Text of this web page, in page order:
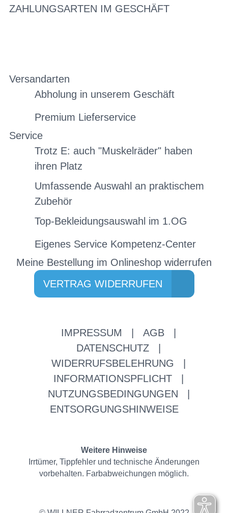
ZAHLUNGSARTEN IM GESCHÄFT
Versandarten
Abholung in unserem Geschäft
Premium Lieferservice
Service
Trotz E: auch "Muskelräder" haben
ihren Platz
Umfassende Auswahl an praktischem
Zubehör
Top-Bekleidungsauswahl im 1.OG
Eigenes Service Kompetenz-Center
Meine Bestellung im Onlineshop widerrufen
VERTRAG WIDERRUFEN
IMPRESSUM AGB
DATENSCHUTZ
WIDERRUFSBELEHRUNG
INFORMATIONSPFLICHT
NUTZUNGSBEDINGUNGEN
ENTSORGUNGSHINWEISE
Weitere Hinweise
Irrtümer, Tippfehler und technische Änderungen
vorbehalten. Farbabweichungen möglich.